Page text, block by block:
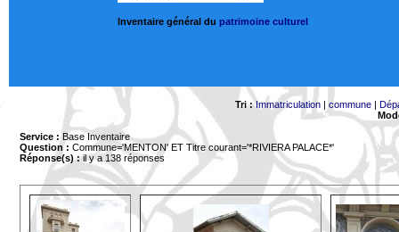
Inventaire général du patrimoine culturel
Tri : Immatriculation |commune |
Service : Base Inventaire
Question : Commune='MENTON' ET Titre courant='*RIVIERA PALACE*'
Réponse(s) :il y a 138 réponses